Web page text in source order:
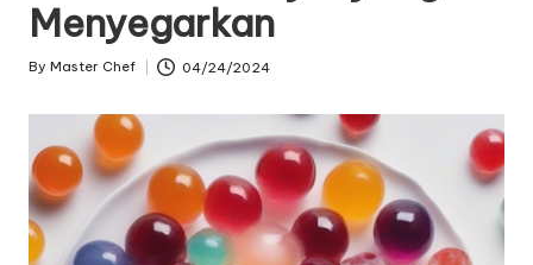
Menyegarkan
Posted
By Master Chef 04/24/2024